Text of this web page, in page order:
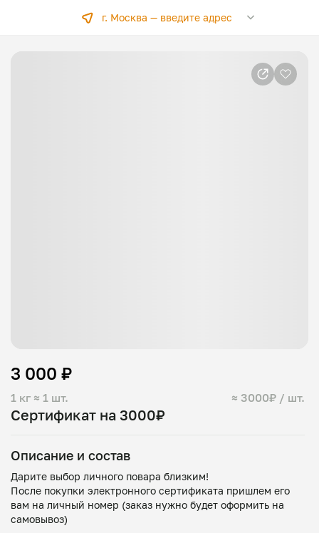
г. Москва —введите адрес
Сертификат на 3000₽
1 кг ≈ 1 шт. ≈ 3000₽ / шт.
3 000 ₽
Описание и состав
Дарите выбор личного повара близким!
После покупки электронного сертификата пришлем его
вам на личный номер (заказ нужно будет оформить на
самовывоз)